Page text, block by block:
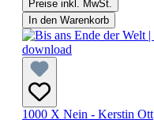
Preise inkl. MwSt.
In den Warenkorb
1000 X Nein - Kerstin Ott